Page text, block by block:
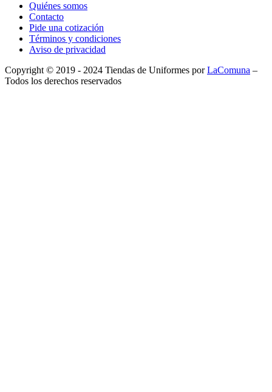
Quiénes somos
Contacto
Pide una cotización
Términos y condiciones
Aviso de privacidad
Copyright © 2019 - 2024 Tiendas de Uniformes porLaComuna –
Todos los derechos reservados